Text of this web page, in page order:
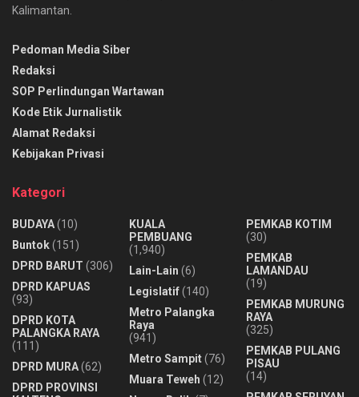
Kalimantan.
Pedoman Media Siber
Redaksi
SOP Perlindungan Wartawan
Kode Etik Jurnalistik
Alamat Redaksi
Kebijakan Privasi
Kategori
BUDAYA(10)
Buntok(151)
DPRD BARUT (306)
DPRD KAPUAS
(93)
DPRD KOTA
PALANGKA RAYA
(111)
DPRD MURA(62)
DPRD PROVINSI
KUALA
PEMBUANG
(1,940)
Lain-Lain (6)
Legislatif(140)
Metro Palangka
Raya
(941)
Metro Sampit(76)
Muara Teweh (12)
PEMKAB KOTIM
(30)
PEMKAB
LAMANDAU
(19)
PEMKAB MURUNG
RAYA
(325)
PEMKAB PULANG
PISAU
(14)